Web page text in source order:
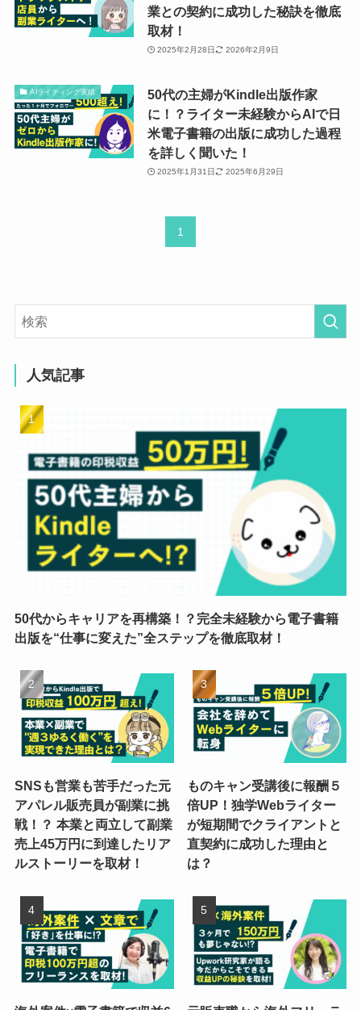
業との契約に成功した秘訣を徹底
取材！
2025年2月28日 2026年2月9日
AIライティング実績
50代の主婦がKindle出版作家
に！？ライター未経験からAIで日
米電子書籍の出版に成功した過程
を詳しく聞いた！
2025年1月31日 2025年6月29日
1
人気記事
50代からキャリアを再構築！？完全未経験から電子書籍
出版を“仕事に変えた”全ステップを徹底取材！
SNSも営業も苦手だった元
アパレル販売員が副業に挑
戦！？ 本業と両立して副業
売上45万円に到達したリア
ルストーリーを取材！
ものキャン受講後に報酬５
倍UP！独学Webライター
が短期間でクライアントと
直契約に成功した理由と
は？